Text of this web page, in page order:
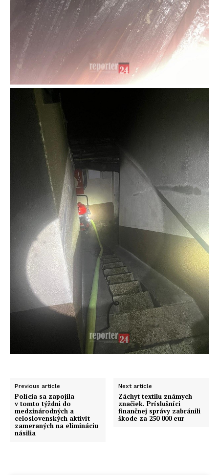
Previous article
Polícia sa zapojila
v tomto týždni do
medzinárodných a
celoslovenských aktivít
zameraných na elimináciu
násilia
Next article
Záchyt textilu známych
značiek. Príslušníci
finančnej správy zabránili
škode za 250 000 eur